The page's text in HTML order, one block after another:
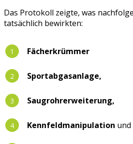
Das Protokoll zeigte, was
tatsächlich bewirkten:
Fächerkrümmer
Sportabgasanlage,
Saugrohrerweiterung,
Kennfeldmanipulation und